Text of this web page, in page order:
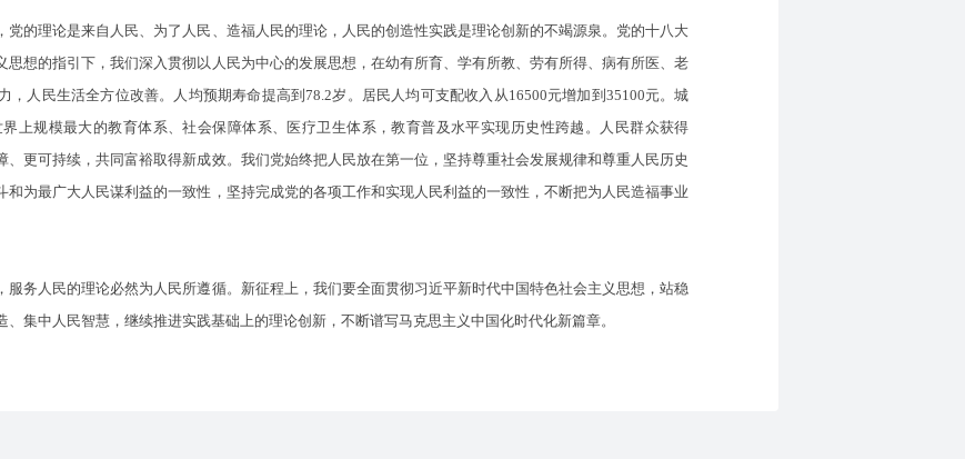
理论是来自人民、为了人民、造福人民的理论，人民的创造性实践是理论创新的不竭源泉。党的十八大
思想的指引下，我们深入贯彻以人民为中心的发展思想，在幼有所育、学有所教、劳有所得、病有所医、老
，人民生活全方位改善。人均预期寿命提高到78.2岁。居民人均可支配收入从16500元增加到35100元。城
上规模最大的教育体系、社会保障体系、医疗卫生体系，教育普及水平实现历史性跨越。人民群众获得
更可持续，共同富裕取得新成效。我们党始终把人民放在第一位，坚持尊重社会发展规律和尊重人民历史
和为最广大人民谋利益的一致性，坚持完成党的各项工作和实现人民利益的一致性，不断把为人民造福事业
人民的理论必然为人民所遵循。新征程上，我们要全面贯彻习近平新时代中国特色社会主义思想，站稳
集中人民智慧，继续推进实践基础上的理论创新，不断谱写马克思主义中国化时代化新篇章。